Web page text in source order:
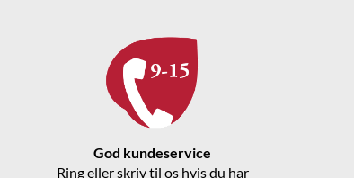
God kundeservice
Ring eller skriv til os hvis du har